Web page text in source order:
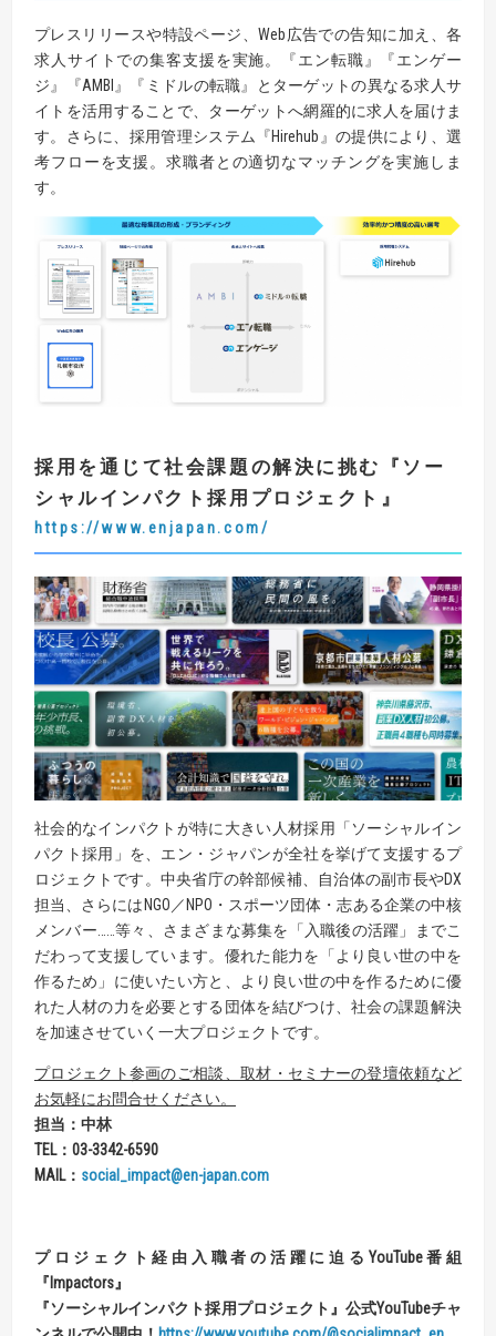
プレスリリースや特設ページ、Web広告での告知に加え、各
求人サイトでの集客支援を実施。『エン転職』『エンゲー
ジ』『AMBI』『ミドルの転職』とターゲットの異なる求人サ
イトを活用することで、ターゲットへ網羅的に求人を届けま
す。さらに、採用管理システム『Hirehub』の提供により、選
考フローを支援。求職者との適切なマッチングを実施しま
す。
採用を通じて社会課題の解決に挑む 『 ソー
シャルインパクト採用プロジェクト 』
https://www.enjapan.com/
社会的なインパクトが特に大きい人材採用「ソーシャルイン
パクト採用」を、エン・ジャパンが全社を挙げて支援するプ
ロジェクトです。中央省庁の幹部候補、自治体の副市長やDX
担当、さらにはNGO／NPO・スポーツ団体・志ある企業の中核
メンバー……等々、さまざまな募集を「入職後の活躍」までこ
だわって支援しています。優れた能力を「より良い世の中を
作るため」に使いたい方と、より良い世の中を作るために優
れた人材の力を必要とする団体を結びつけ、社会の課題解決
を加速させていく一大プロジェクトです。
プロジェクト参画のご相談、取材・セミナーの登壇依頼など
お気軽にお問合せください。
担当：中林
TEL： 03-3342-6590
MAIL： social_impact@en-japan.com
プロジェクト経由入職者の活躍に迫る YouTube番組
『 Impactors』
『ソーシャルインパクト採用プロジェクト』 公式YouTubeチャ